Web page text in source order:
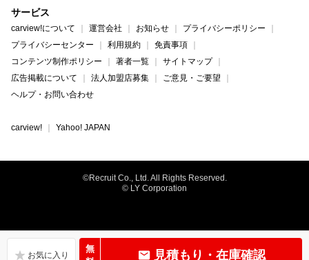
無
見積もり・在庫確認
サービス
carview!について 運営会社 お知らせ
プライバシーポリシー
プライバシーセンター
利用規約
免責事項
コンテンツ制作ポリシー
著者一覧
サイトマップ
広告掲載について
法人加盟店募集
ご意見・ご要望
ヘルプ・お問い合わせ
carview! Yahoo! JAPAN
©Recruit Co., Ltd. All Rights Reserved.
© LY Corporation